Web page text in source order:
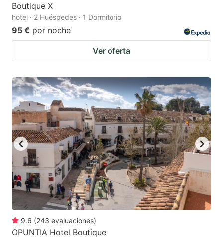
Boutique X
hotel · 2 Huéspedes · 1 Dormitorio
95 € por noche
Ver oferta
9.6 (243 evaluaciones)
OPUNTIA Hotel Boutique